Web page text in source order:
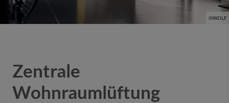
©WOLF
Zentrale
Wohnraumlüftung